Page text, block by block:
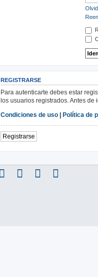
REGISTRARSE
Para autenticarte debes estar
los usuarios registrados. Antes de
Condiciones de uso | Política de
Registrarse